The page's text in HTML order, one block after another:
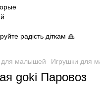
радість діткам 🙏
для малышей Игрушки для
goki Паровоз